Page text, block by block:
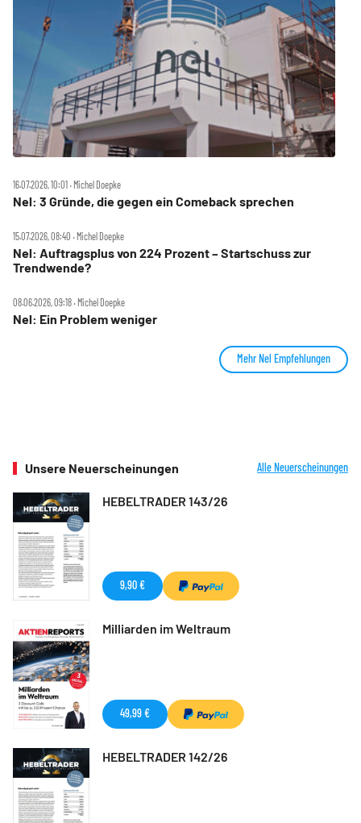
16.07.2026, 10:01 ‧ Michel Doepke
Nel: 3 Gründe, die gegen ein Comeback sprechen
15.07.2026, 08:40 ‧ Michel Doepke
Nel: Auftragsplus von 224 Prozent – Startschuss zur
Trendwende?
08.06.2026, 09:18 ‧ Michel Doepke
Nel: Ein Problem weniger
Mehr Nel Empfehlungen
Unsere Neuerscheinungen Alle Neuerscheinungen
HEBELTRADER 143/26
9,90 €
Milliarden im Weltraum
49,99 €
HEBELTRADER 142/26